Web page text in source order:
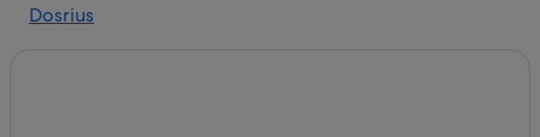
Pensions in Mataro
Dosrius